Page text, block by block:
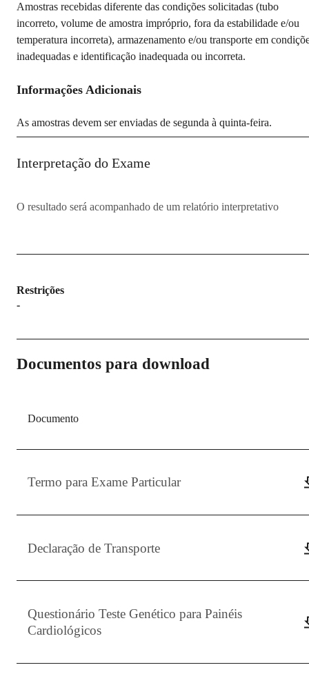
Amostras recebidas diferente das condições solicitadas (tubo
incorreto, volume de amostra impróprio, fora da estabilidade e/ou
temperatura incorreta), armazenamento e/ou transporte em
inadequadas e identificação inadequada ou incorreta.
Informações Adicionais
As amostras devem ser enviadas de segunda à quinta-feira.
Interpretação do Exame
O resultado será acompanhado de um relatório interpretativo
Restrições
-
Documentos para download
Documento
Termo para Exame Particular
Declaração de Transporte
Questionário Teste Genético para Painéis
Cardiológicos